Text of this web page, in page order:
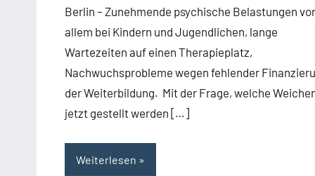
Berlin – Zunehmende psychische Belastungen vor
allem bei Kindern und Jugendlichen, lange
Wartezeiten auf einen Therapieplatz,
Nachwuchsprobleme wegen fehlender
der Weiterbildung. Mit der Frage, welche
jetzt gestellt werden […]
Weiterlesen